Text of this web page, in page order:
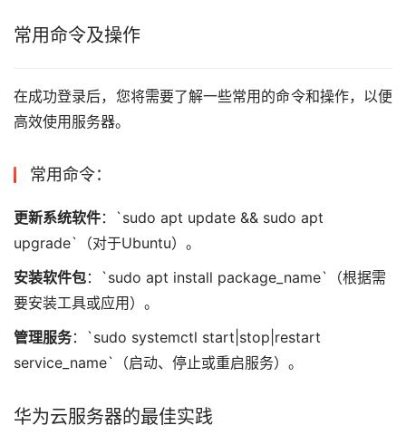
常用命令及操作
在成功登录后，您将需要了解一些常用的命令和操作，以便
高效使用服务器。
常用命令：
更新系统软件：`sudo apt update && sudo apt
upgrade`（对于Ubuntu）。
安装软件包：`sudo apt install package_name`（根据需
要安装工具或应用）。
管理服务：`sudo systemctl start|stop|restart
service_name`（启动、停止或重启服务）。
华为云服务器的最佳实践